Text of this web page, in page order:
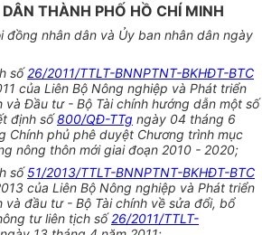
THÀNH PHỐ HỒ CHÍ MINH
đồng nhân dân và Ủy ban nhân dân ngày
số26/2011/TTLT-BNNPTNT-BKHĐT-BTC
của Liên Bộ Nông nghiệp và Phát triển
và Đầu tư - Bộ Tài chính hướng dẫn một số
định số800/QĐ-TTg ngày 04 tháng 6
Chính phủ phê duyệt Chương trình mục
nông thôn mới giai đoạn 2010 - 2020;
số51/2013/TTLT-BNNPTNT-BKHĐT-BTC
của Liên Bộ Nông nghiệp và Phát triển
và đầu tư - Bộ Tài chính về sửa đổi, bổ
tư liên tịch số26/2011/TTLT-